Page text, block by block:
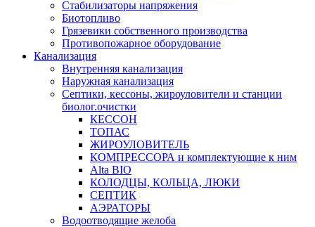
Стабилизаторы напряжения
Биотопливо
Грязевики собственного производства
Противопожарное оборудование
Канализация
Внутренняя канализация
Наружная канализация
Септики, кессоны, жироуловители и станции
биолог.очистки
КЕССОН
ТОПАС
ЖИРОУЛОВИТЕЛЬ
КОМПРЕССОРА и комплектующие к ним
Alta BIO
КОЛОДЦЫ, КОЛЬЦА, ЛЮКИ
СЕПТИК
АЭРАТОРЫ
Водоотводящие желоба